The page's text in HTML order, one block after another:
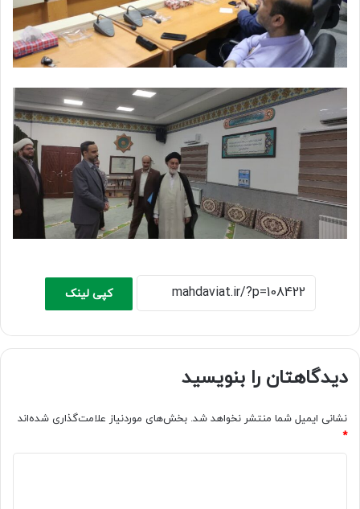
کپی لینک
دیدگاهتان را بنویسید
نشانی ایمیل شما منتشر نخواهد شد. بخش‌های موردنیاز علامت‌گذاری شده‌اند
*